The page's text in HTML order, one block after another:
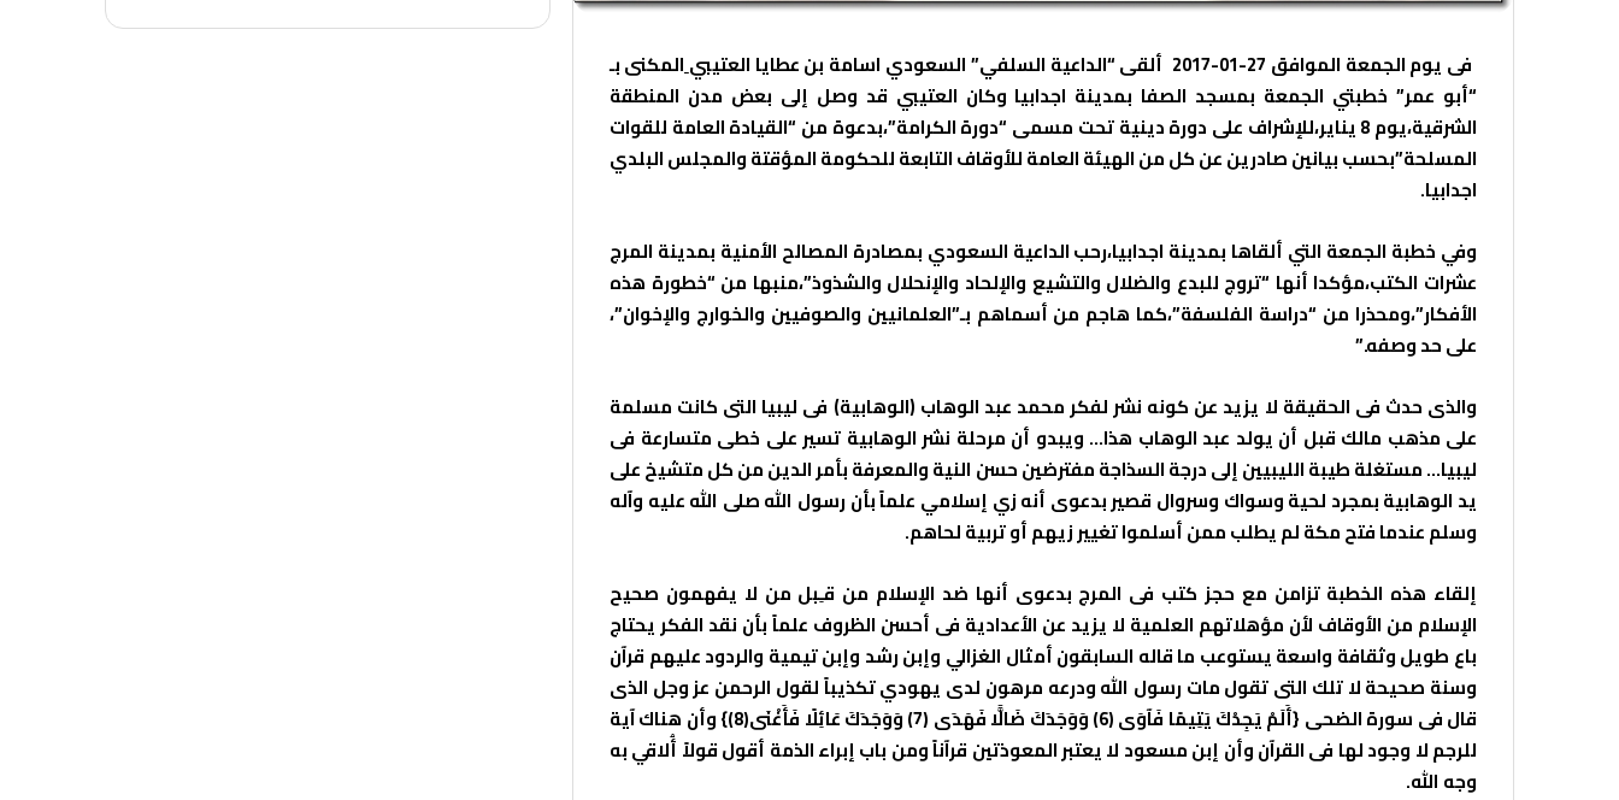
فى يوم الجمعة الموافق 27-01-2017 ألقى “الداعية السلفي” السعودي اسامة بن عطايا العتيبي
المكنى بـ
“أبو عمر” خطبتي الجمعة بمسجد الصفا بمدينة اجدابيا وكان العتيبي قد وصل إلى بعض مدن المنطقة
الشرقية،يوم 8 يناير،للإشراف على دورة دينية تحت مسمى “دورة الكرامة”،بدعوة من “القيادة العامة للقوات
المسلحة”بحسب بيانين صادرين عن كل من الهيئة العامة للأوقاف التابعة للحكومة المؤقتة والمجلس البلدي
اجدابيا.
وفي خطبة الجمعة التي ألقاها بمدينة اجدابيا،رحب الداعية السعودي بمصادرة المصالح الأمنية بمدينة المرج
عشرات الكتب،مؤكدا أنها “تروج للبدع والضلال والتشيع والإلحاد والإنحلال والشذوذ”،منبها من “خطورة هذه
الأفكار”،ومحذرا من “دراسة الفلسفة”،كما هاجم من أسماهم بـ”العلمانيين والصوفيين والخوارج والإخوان”،
على حد وصفه.”
والذى حدث فى الحقيقة لا يزيد عن كونه نشر لفكر محمد عبد الوهاب (الوهابية) فى ليبيا التى كانت مسلمة
على مذهب مالك قبل أن يولد عبد الوهاب هذا… ويبدو أن مرحلة نشر الوهابية تسير على خطى متسارعة فى
ليبيا… مستغلة طيبة الليبيين إلى درجة السذاجة مفترضين حسن النية والمعرفة بأمر الدين من كل متشيخ على
يد الوهابية بمجرد لحية وسواك وسروال قصير بدعوى أنه زي إسلامي علماً بأن رسول الله صلى الله عليه وآله
وسلم عندما فتح مكة لم يطلب ممن أسلموا تغيير زيهم أو تربية لحاهم.
إلقاء هذه الخطبة تزامن مع حجز كتب فى المرج بدعوى أنها ضد الإسلام من قـِبل من لا يفهمون صحيح
الإسلام من الأوقاف لأن مؤهلاتهم العلمية لا يزيد عن الأعدادية فى أحسن الظروف علماً بأن نقد الفكر يحتاج
باع طويل وثقافة واسعة يستوعب ما قاله السابقون أمثال الغزالي وإبن رشد وإبن تيمية والردود عليهم قرآن
وسنة صحيحة لا تلك التى تقول مات رسول الله ودرعه مرهون لدى يهودي تكذيباً لقول الرحمن عز وجل الذى
قال فى سورة الضحى {أَلَمْ يَجِدْكَ يَتِيمًا فَآوَى ﴿6﴾ وَوَجَدَكَ ضَالًّا فَهَدَى ﴿7﴾ وَوَجَدَكَ عَائِلًا فَأَغْنَى﴿8﴾} وأن هناك آية
للرجم لا وجود لها فى القرآن وأن إبن مسعود لا يعتبر المعوذتين قرآناً ومن باب إبراء الذمة أقول قولاً أُلاقي به
وجه الله.